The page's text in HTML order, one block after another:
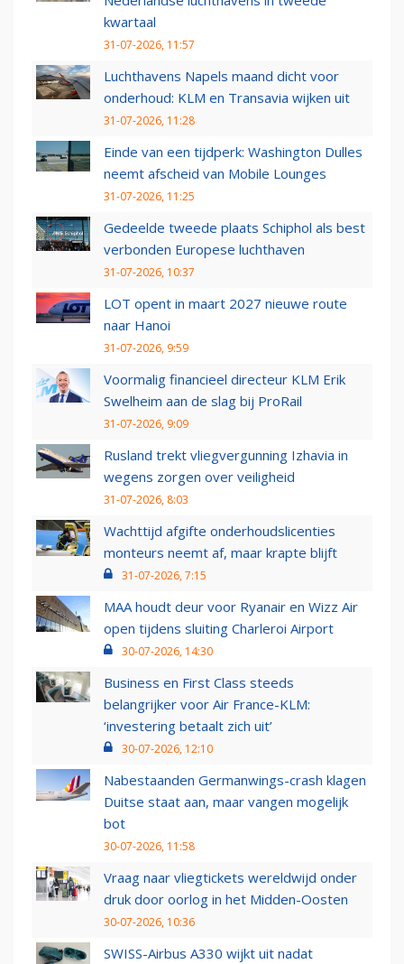
kwartaal
31-07-2026, 11:57
Luchthavens Napels maand dicht voor
onderhoud: KLM en Transavia wijken uit
31-07-2026, 11:28
Einde van een tijdperk: Washington Dulles
neemt afscheid van Mobile Lounges
31-07-2026, 11:25
Gedeelde tweede plaats Schiphol als best
verbonden Europese luchthaven
31-07-2026, 10:37
LOT opent in maart 2027 nieuwe route
naar Hanoi
31-07-2026, 9:59
Voormalig financieel directeur KLM Erik
Swelheim aan de slag bij ProRail
31-07-2026, 9:09
Rusland trekt vliegvergunning Izhavia in
wegens zorgen over veiligheid
31-07-2026, 8:03
Wachttijd afgifte onderhoudslicenties
monteurs neemt af, maar krapte blijft
31-07-2026, 7:15
MAA houdt deur voor Ryanair en Wizz Air
open tijdens sluiting Charleroi Airport
30-07-2026, 14:30
Business en First Class steeds
belangrijker voor Air France-KLM:
‘investering betaalt zich uit’
30-07-2026, 12:10
Nabestaanden Germanwings-crash klagen
Duitse staat aan, maar vangen mogelijk
bot
30-07-2026, 11:58
Vraag naar vliegtickets wereldwijd onder
druk door oorlog in het Midden-Oosten
30-07-2026, 10:36
SWISS-Airbus A330 wijkt uit nadat